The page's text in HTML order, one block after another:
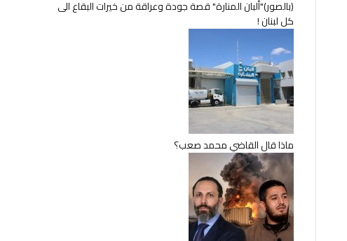
(بالصور)"ألبان المنارة" قصة جودة وعراقة من خيرات البقاع الى
كل لبنان !
ماذا قال القاضي محمد صعب؟